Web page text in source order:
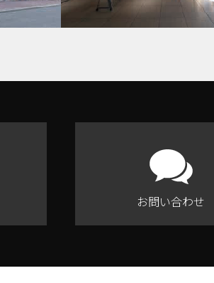
お問い合わせ